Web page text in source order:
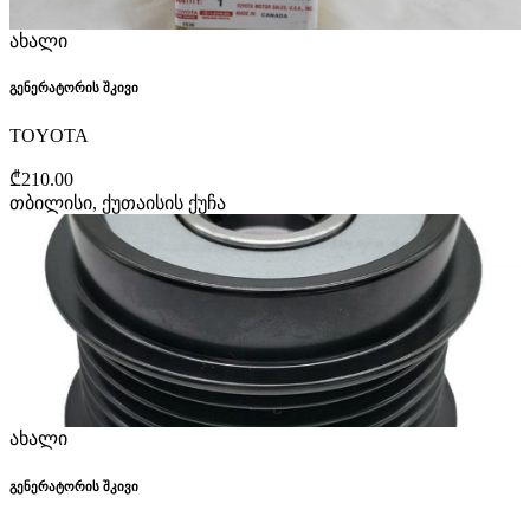
ახალი
გენერატორის შკივი
TOYOTA
₾210.00
თბილისი, ქუთაისის ქუჩა
ახალი
გენერატორის შკივი